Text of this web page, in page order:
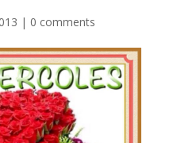
| 0 comments